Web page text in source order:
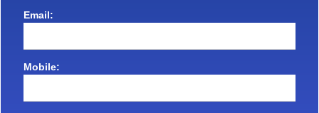
Email:
Mobile: